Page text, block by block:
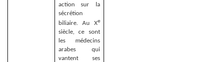
action sur la
sécrétion
biliaire. Au Xe
siècle, ce sont
les médecins
arabes qui
vantent ses